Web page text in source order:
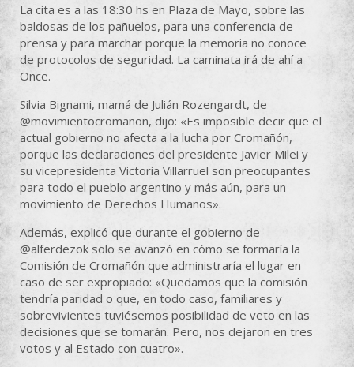
La cita es a las 18:30 hs en Plaza de Mayo, sobre las
baldosas de los pañuelos, para una conferencia de
prensa y para marchar porque la memoria no conoce
de protocolos de seguridad. La caminata irá de ahí a
Once.
Silvia Bignami, mamá de Julián Rozengardt, de
@movimientocromanon, dijo: «Es imposible decir que el
actual gobierno no afecta a la lucha por Cromañón,
porque las declaraciones del presidente Javier Milei y
su vicepresidenta Victoria Villarruel son preocupantes
para todo el pueblo argentino y más aún, para un
movimiento de Derechos Humanos».
Además, explicó que durante el gobierno de
@alferdezok solo se avanzó en cómo se formaría la
Comisión de Cromañón que administraría el lugar en
caso de ser expropiado: «Quedamos que la comisión
tendría paridad o que, en todo caso, familiares y
sobrevivientes tuviésemos posibilidad de veto en las
decisiones que se tomarán. Pero, nos dejaron en tres
votos y al Estado con cuatro».